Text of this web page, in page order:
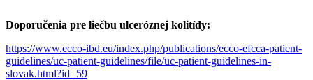
Doporučenia pre liečbu ulceróznej kolitídy:
https://www.ecco-ibd.eu/index.php/publications/ecco-efcca-patient-
guidelines/uc-patient-guidelines/file/uc-patient-guidelines-in-
slovak.html?id=59